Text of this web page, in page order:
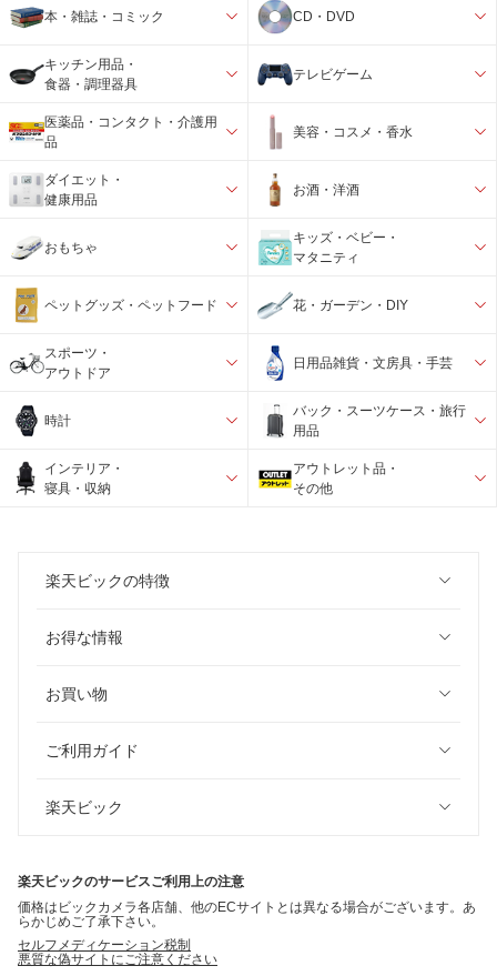
本・雑誌・コミック CD・DVD
キッチン用品・
食器・調理器具
テレビゲーム
医薬品・コンタクト・介護用
品
美容・コスメ・香水
ダイエット・
健康用品
お酒・洋酒
おもちゃ
キッズ・ベビー・
マタニティ
ペットグッズ・ペットフード 花・ガーデン・DIY
スポーツ・
アウトドア
日用品雑貨・文房具・手芸
時計
バック・スーツケース・旅行
用品
インテリア・
寝具・収納
アウトレット品・
その他
楽天ビックの特徴
お得な情報
お買い物
ご利用ガイド
楽天ビック
楽天ビックのサービスご利用上の注意
価格はビックカメラ各店舗、他のECサイトとは異なる場合がございます。あ
らかじめご了承下さい。
セルフメディケーション税制
悪質な偽サイトにご注意ください